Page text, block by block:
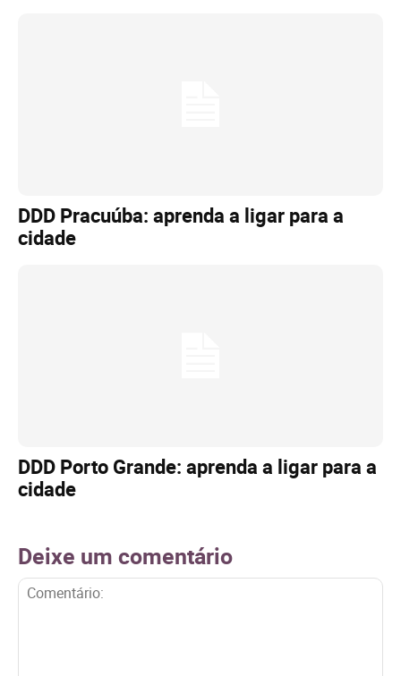
DDD Pracuúba: aprenda a ligar para a
cidade
DDD Porto Grande: aprenda a ligar para a
cidade
Deixe um comentário